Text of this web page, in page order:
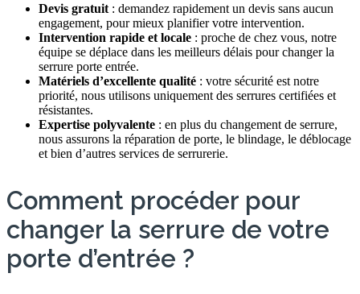
Devis gratuit : demandez rapidement un devis sans aucun
engagement, pour mieux planifier votre intervention.
Intervention rapide et locale : proche de chez vous, notre
équipe se déplace dans les meilleurs délais pour changer la
serrure porte entrée.
Matériels d’excellente qualité : votre sécurité est notre
priorité, nous utilisons uniquement des serrures certifiées et
résistantes.
Expertise polyvalente : en plus du changement de serrure,
nous assurons la réparation de porte, le blindage, le déblocage
et bien d’autres services de serrurerie.
Comment procéder pour
changer la serrure de votre
porte d’entrée ?